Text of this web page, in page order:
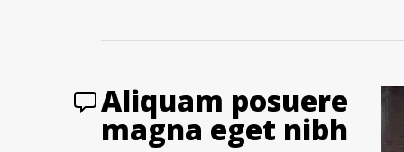
Aliquam posuere
magna eget nibh